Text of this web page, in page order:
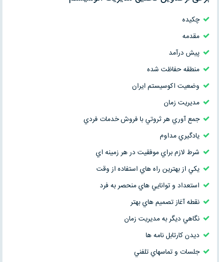
چکیده
مقدمه
پيش درآمد
منطقه حفاظت شده
وضعيت اكوسيستم ايران
مديريت زمان
جمع آوري هر ثروتي با فروش خدمات فردي
يادگيري مداوم
شرط لازم براي موفقيت در هر زمينه اي
يکي از بهترين راه هاي استفاده از وقت
استعداد و توانايي هاي منحصر به فرد
نقطه آغاز تصميم هاي بهتر
نگاهي ديگر به مديريت زمان
ديدن كارتابل نامه ها
جلسات و تماسهاي تلفني